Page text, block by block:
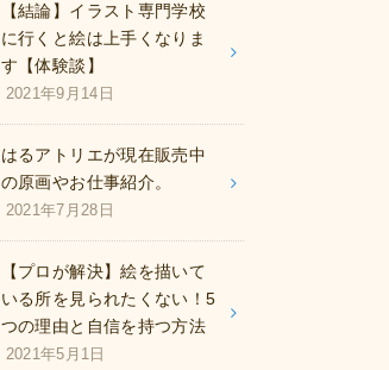
【結論】イラスト専門学校
に行くと絵は上手くなりま
す【体験談】
2021年9月14日
はるアトリエが現在販売中
の原画やお仕事紹介。
2021年7月28日
【プロが解決】絵を描いて
いる所を見られたくない！5
つの理由と自信を持つ方法
2021年5月1日